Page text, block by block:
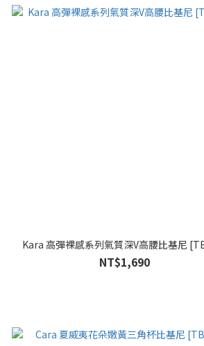
Kara 高彈裸感系列氣質深V高腰比基尼
NT$1,690